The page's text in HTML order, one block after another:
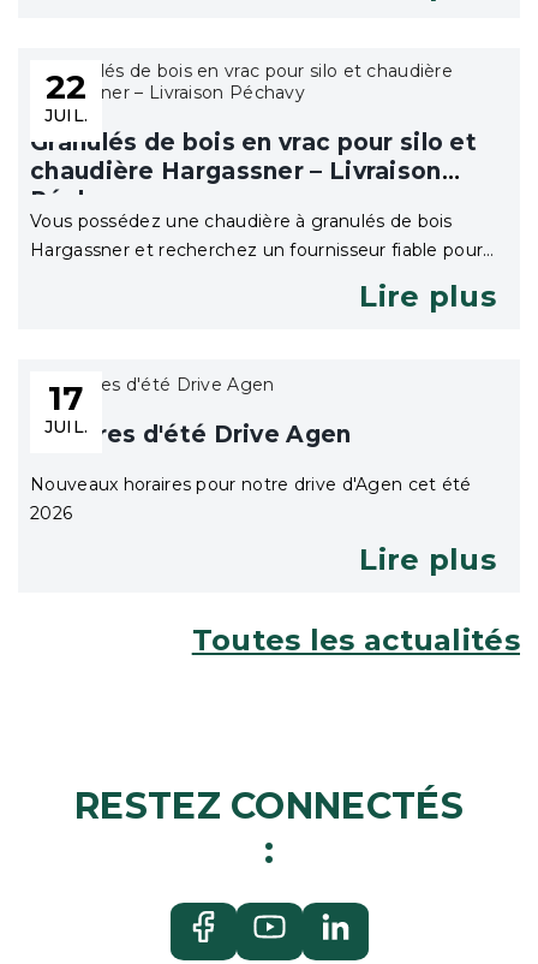
22
JUIL.
Granulés de bois en vrac pour silo et
chaudière Hargassner – Livraison
Péchavy
Vous possédez une chaudière à granulés de bois
Hargassner et recherchez un fournisseur fiable pour
alimenter votre silo en pellets ? Péchavy ...Lire plus
17
JUIL.
Horaires d'été Drive Agen
Nouveaux horaires pour notre drive d'Agen cet été
2026
Lire plus
Toutes les actualités
RESTEZ CONNECTÉS
: